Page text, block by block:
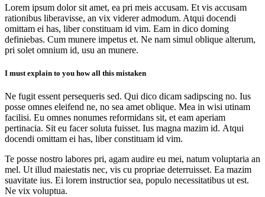
Lorem ipsum dolor sit amet, ea pri meis accusam. Et vis accusam
rationibus liberavisse, an vix viderer admodum. Atqui docendi
omittam ei has, liber constituam id vim. Eam in dico doming
definiebas. Cum munere impetus et. Ne nam simul oblique alterum,
pri solet omnium id, usu an munere.
I must explain to you how all this mistaken
Ne fugit essent persequeris sed. Qui dico dicam sadipscing no. Ius
posse omnes eleifend ne, no sea amet oblique. Mea in wisi utinam
facilisi. Eu omnes nonumes reformidans sit, et eam aperiam
pertinacia. Sit eu facer soluta fuisset. Ius magna mazim id. Atqui
docendi omittam ei has, liber constituam id vim.
Te posse nostro labores pri, agam audire eu mei, natum voluptaria an
mel. Ut illud maiestatis nec, vis cu propriae deterruisset. Ea mazim
suavitate ius. Ei lorem instructior sea, populo necessitatibus ut est.
Ne vix voluptua.